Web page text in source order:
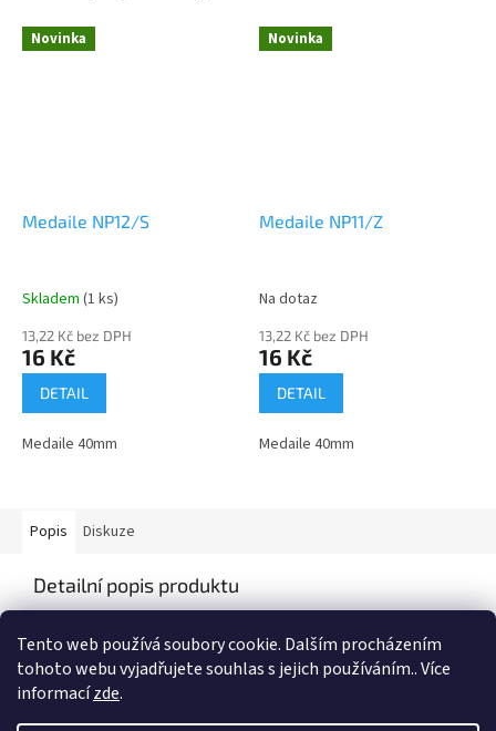
Tento web používá soubory cookie. Dalším procházením
tohoto webu vyjadřujete souhlas s jejich používáním.. Více
informacízde.
Novinka
Medaile NP12/S
Skladem (1 ks)
13,22 Kč bez DPH
16 Kč
DETAIL
Medaile 40mm
Novinka
Medaile NP11/Z
Na dotaz
13,22 Kč bez DPH
16 Kč
DETAIL
Medaile 40mm
Popis Diskuze
Detailní popis produktu